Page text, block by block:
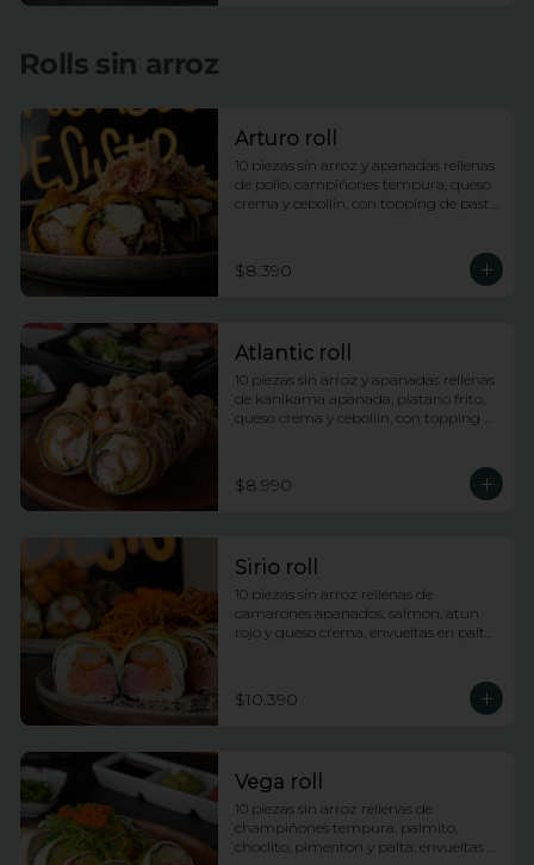
Rolls sin arroz
Arturo roll
10 piezas sin arroz y apanadas rellenas
de pollo, campiñones tempura, queso
crema y cebollin, con topping de pasta
$8.390
Atlantic roll
10 piezas sin arroz y apanadas rellenas
de kanikama apanada, platano frito,
queso crema y cebollin, con topping
$8.990
Sirio roll
10 piezas sin arroz rellenas de
camarones apanados, salmon, atun
rojo y queso crema, envueltas en palta,
$10.390
Vega roll
10 piezas sin arroz rellenas de
champiñones tempura, palmito,
choclito, pimenton y palta, envueltas